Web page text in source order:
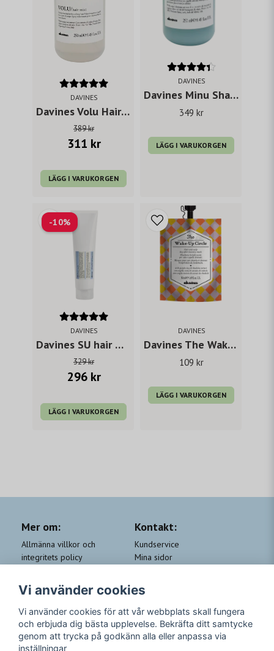
DAVINES
Davines Volu Hair Mist 250 ml
389 kr
311 kr
LÄGG I VARUKORGEN
DAVINES
Davines Minu Shampoo 250 ml
349 kr
LÄGG I VARUKORGEN
DAVINES
Davines SU hair mask
329 kr
296 kr
LÄGG I VARUKORGEN
-10%
DAVINES
Davines The Wake-up Circle 50 ml
109 kr
LÄGG I VARUKORGEN
Mer om:
Allmänna villkor och
integritets policy
QA
Kundklubb Beauty for you
Kontakt:
Kundservice
Mina sidor
Returer
Trygga Betalningar
Följ oss
Instagram
Vi använder cookies
Vi använder cookies för att vår webbplats skall fungera
och erbjuda dig bästa upplevelse. Bekräfta ditt samtycke
genom att trycka på godkänn alla eller anpassa via
inställningar